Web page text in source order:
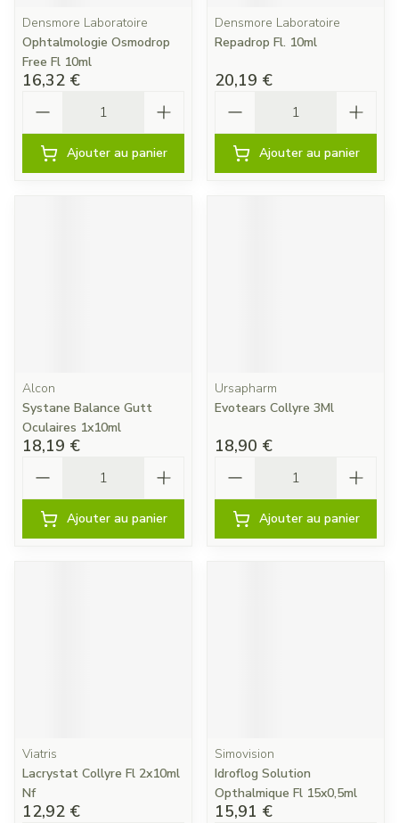
Densmore Laboratoire
Ophtalmologie Osmodrop
Free Fl 10ml
16,32 €
Ajouter au panier
Densmore Laboratoire
Repadrop Fl. 10ml
20,19 €
Ajouter au panier
Alcon
Systane Balance Gutt
Oculaires 1x10ml
18,19 €
Ajouter au panier
Ursapharm
Evotears Collyre 3Ml
18,90 €
Ajouter au panier
Viatris
Lacrystat Collyre Fl 2x10ml
Nf
12,92 €
Simovision
Idroflog Solution
Opthalmique Fl 15x0,5ml
15,91 €